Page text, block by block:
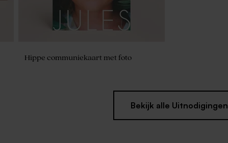
Hippe communiekaart met foto
Bekijk alle Uitnodigingen